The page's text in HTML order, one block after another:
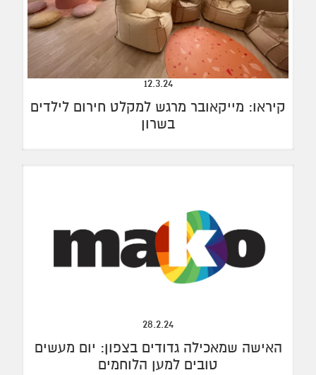
12.3.24
קיראו: מייקאובר מרגש למקלט חירום לילדים
בשרון
28.2.24
האישה שמאכילה גדודים בצפון: יום מעשים
טובים למען הלוחמים